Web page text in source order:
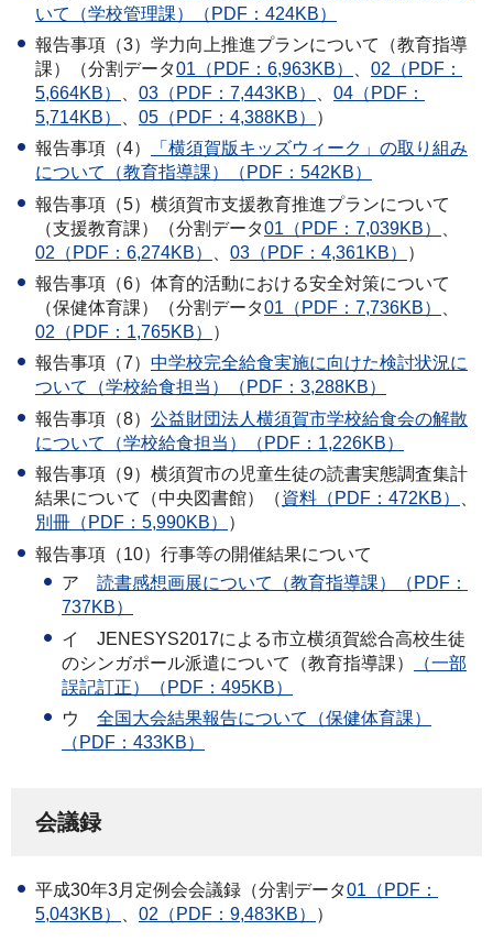
いて（学校管理課）（PDF：424KB）
報告事項（3）学力向上推進プランについて（教育指導
課）（分割データ01（PDF：6,963KB）
02（PDF：
5,664KB）
03（PDF：7,443KB）
04（PDF：
5,714KB）
05（PDF：4,388KB）
）
報告事項（4）
「横須賀版キッズウィーク」の取り組み
について（教育指導課）（PDF：542KB）
報告事項（5）横須賀市支援教育推進プランについて
（支援教育課）（分割データ01（PDF：7,039KB）
02（PDF：6,274KB）
03（PDF：4,361KB）
）
報告事項（6）体育的活動における安全対策について
（保健体育課）（分割データ01（PDF：7,736KB）
02（PDF：1,765KB）
）
報告事項（7） 中学校完全給食実施に向けた検討状況に
ついて（学校給食担当）（PDF：3,288KB）
報告事項（8） 公益財団法人横須賀市学校給食会の解散
について（学校給食担当）（PDF：1,226KB）
報告事項（9）横須賀市の児童生徒の読書実態調査集計
結果について（中央図書館）（資料（PDF：472KB）
別冊（PDF：5,990KB）
）
報告事項（10）行事等の開催結果について
ア
読書感想画展について（教育指導課）（PDF：
737KB）
イ
JEN ESYS2017による市立横須賀総合高校生徒
のシンガポール派遣について（教育指導課）
（一部
誤記訂正）（PDF：495KB）
ウ
全国大会結果報告について（保健体育課）
（PDF：433KB）
会議録
平成30年3月定例会会議録（分割データ01（PDF：
5,043KB）
02（PDF：9,483KB） ）